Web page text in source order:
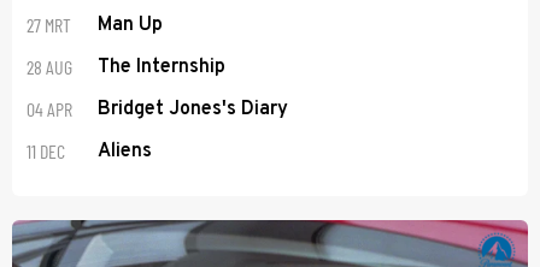
27 MRT Man Up
28 AUG The Internship
04 APR Bridget Jones's Diary
11 DEC Aliens